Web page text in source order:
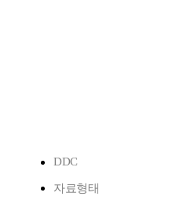
DDC
자료형태